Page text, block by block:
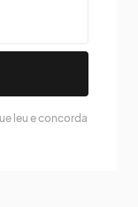
leu e concorda